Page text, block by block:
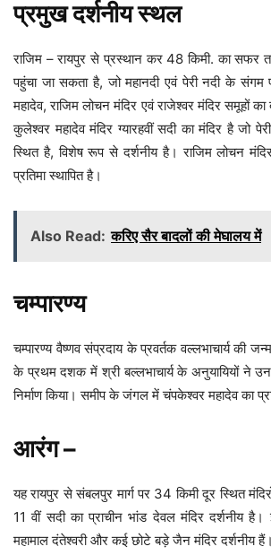
प्रमुख दर्शनीय स्थल
राजिम – रायपुर से प्रस्थान कर 48 किमी. का सफर
पहुंचा जा सकता है, जो महानदी एवं पेरी नदी के
महादेव, राजिम लोचन मंदिर एवं राजेश्वर मंदिर समूहों
कुलेश्वर महादेव मंदिर ग्यारहवीं सदी का मंदिर है जो
स्थित है, विशेष रूप से दर्शनीय है। राजिम लोचन मंदिर
प्रतिमा स्थापित है।
Also Read: करिए सैर बादलों की मेघालय में
चम्पारण्य
चम्पारण्य वैष्णव संप्रदाय के प्रवर्तक वल्लभाचार्य की
के प्रथम दशक में श्री बल्लभाचार्य के अनुयायियों ने
निर्माण किया। समीप के जंगल में चंपकेश्वर महादेव का
आरंग –
यह रायपुर से संबलपुर मार्ग पर 34 किमी दूर स्थित
11 वीं सदी का प्राचीन भांड देवल मंदिर दर्शनीय है।
महामाल दंतेश्वरी और कई छोटे बड़े जैन मंदिर दर्शनीय हैं।